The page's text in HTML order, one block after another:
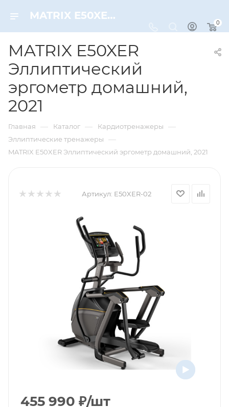
MATRIX E50XER Эллиптический эргометр домашний, 2021 – купить по цене 455990 руб. в интернет-магазине Dynamic-Sport
0
MATRIX E50XER
Эллиптический
эргометр домашний,
2021
Главная — Каталог — Кардиотренажеры —
Эллиптические тренажеры —
MATRIX E50XER Эллиптический эргометр домашний, 2021
Артикул: E50XER-02
455 990 ₽/шт